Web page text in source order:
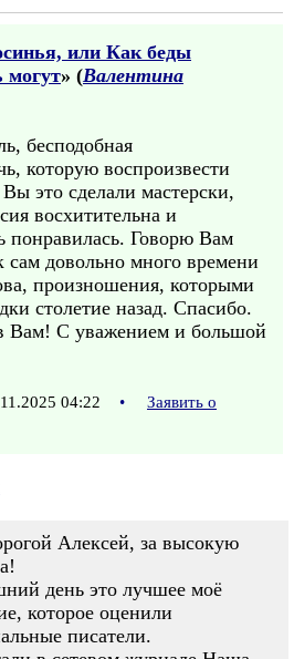
или Как беды
могут» (Валентина
бесподобная
которую воспроизвести
это сделали мастерски,
восхитительна и
понравилась. Говорю Вам
сам довольно много времени
произношения, которыми
столетие назад. Спасибо.
Вам! С уважением и большой
04:22 •
Заявить о
Алексей, за высокую
день это лучшее моё
которое оценили
писатели.